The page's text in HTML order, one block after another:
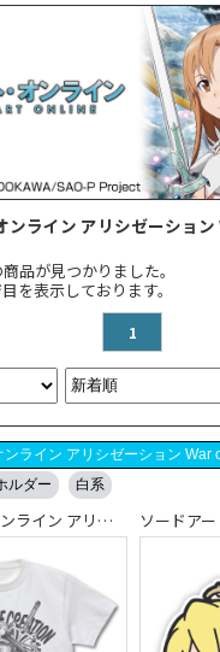
ンライン アリシゼーショ
品が見つかりました。
を表示しております。
1
ンライン アリシゼーション War
ルダー 白系
ソードアート・オンライン アリシゼーション War of Underworld